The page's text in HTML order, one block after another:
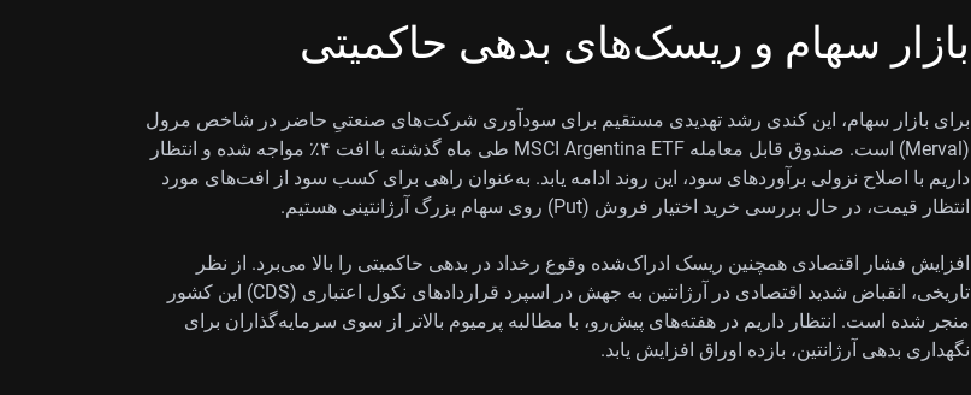
بازار سهام و ریسک‌های بدهی حاکمیتی
برای بازار سهام، این کندی رشد تهدیدی مستقیم برای سودآوری شرکت‌های صنعتیِ حاضر در شاخص مرول
(Merval) است. صندوق قابل معامله MSCI Argentina ETF طی ماه گذشته با افت ۴٪ مواجه شده و انتظار
داریم با اصلاح نزولی برآوردهای سود، این روند ادامه یابد. به‌عنوان راهی برای کسب سود از افت‌های مورد
انتظار قیمت، در حال بررسی خرید اختیار فروش (Put) روی سهام بزرگ آرژانتینی هستیم.
افزایش فشار اقتصادی همچنین ریسک ادراک‌شده وقوع رخداد در بدهی حاکمیتی را بالا می‌برد. از نظر
تاریخی، انقباض شدید اقتصادی در آرژانتین به جهش در اسپرد قراردادهای نکول اعتباری (CDS) این کشور
منجر شده است. انتظار داریم در هفته‌های پیش‌رو، با مطالبه پرمیوم بالاتر از سوی سرمایه‌گذاران برای
نگهداری بدهی آرژانتین، بازده اوراق افزایش یابد.